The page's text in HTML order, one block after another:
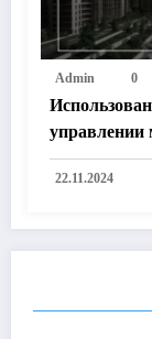
Admin 0
22.11.2024